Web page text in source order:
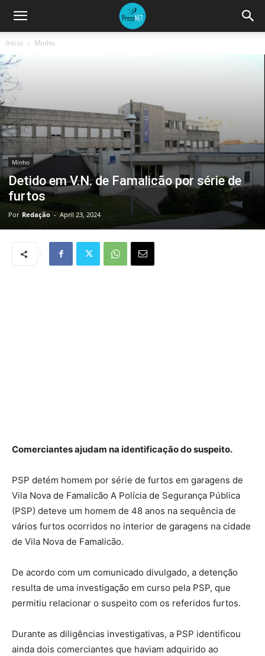
Início Minho
Minho
Detido em V.N. de Famalicão por série de
furtos
Por Redação - April 23, 2024
Comerciantes ajudam na identificação do suspeito.
PSP detém homem por série de furtos em garagens de
Vila Nova de Famalicão A Polícia de Segurança Pública
(PSP) deteve um homem de 48 anos na sequência de
vários furtos ocorridos no interior de garagens na cidade
de Vila Nova de Famalicão.
De acordo com um comunicado divulgado, a detenção
resulta de uma investigação em curso pela PSP, que
permitiu relacionar o suspeito com os referidos furtos.
Durante as diligências investigativas, a PSP identificou
ainda dois comerciantes que haviam adquirido ao